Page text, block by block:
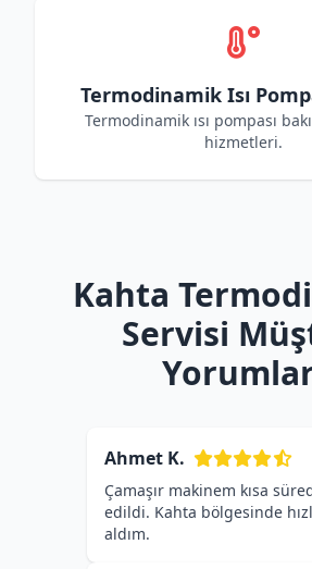
Termodinamik Isı
Termodinamik ısı pompası
hizmetleri.
Kahta
Servisi
Ahmet K.
Çamaşır makinem kısa
edildi. Kahta bölgesinde
aldım.